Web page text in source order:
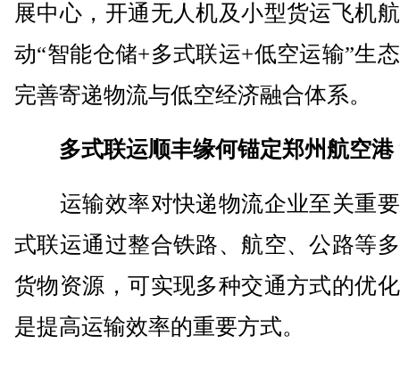
展中心，开通无人机及小型货运飞机
动“智能仓储+多式联运+低空运输”生
完善寄递物流与低空经济融合体系。
多式联运顺丰缘何锚定郑州航空港
运输效率对快递物流企业至关重
式联运通过整合铁路、航空、公路等
货物资源，可实现多种交通方式的优
是提高运输效率的重要方式。